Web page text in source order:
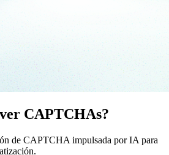
CAPTCHAs?
de CAPTCHA impulsada por IA para